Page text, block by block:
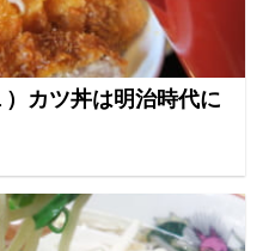
カツ丼は明治時代に